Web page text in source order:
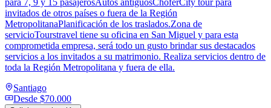
para 7, 9 y 15 pasajerosAutos antiguosChoferCity tour para
invitados de otros países o fuera de la Región
MetropolitanaPlanificación de los traslados.Zona de
servicioTourstravel tiene su oficina en San Miguel y para esta
comprometida empresa, será todo un gusto brindar sus destacados
servicios a los invitados a su matrimonio. Realiza servicios dentro de
toda la Región Metropolitana y fuera de ella.
Santiago
Desde $70.000